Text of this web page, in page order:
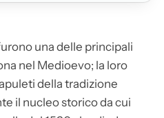
una delle principali
nel Medioevo; la loro
della tradizione
il nucleo storico da cui